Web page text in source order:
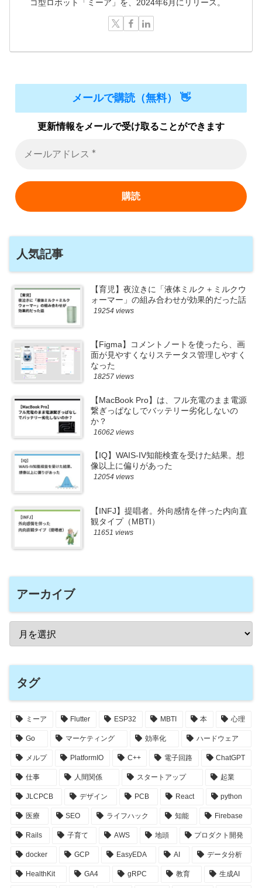
コ型ロボット「ミーア」を、2024年6月にリリース。
メールで購読（無料） 👋
更新情報をメールで受け取ることができます
人気記事
【育児】夜泣きに「液体ミルク＋ミルクウ
ォーマー」の組み合わせが効果的だった話
19254 views
【Figma】コメントノートを使ったら、画
面が見やすくなりステータス管理しやすく
なった
18257 views
【MacBook Pro】は、フル充電のまま電源
繋ぎっぱなしでバッテリー劣化しないの
か？
16062 views
【IQ】WAIS-IV知能検査を受けた結果。想
像以上に偏りがあった
12054 views
【INFJ】提唱者。外向感情を伴った内向直
観タイプ（MBTI）
11651 views
アーカイブ
タグ
ミーア Flutter ESP32 MBTI 本 心理
Go マーケティング 効率化 ハードウェア
メルプ PlatformIO C++ 電子回路 ChatGPT
仕事 人間関係 スタートアップ 起業
JLCPCB デザイン PCB React python
医療 SEO ライフハック 知能 Firebase
Rails 子育て AWS 地頭 プロダクト開発
docker GCP EasyEDA AI データ分析
HealthKit GA4 gRPC 教育 生成AI